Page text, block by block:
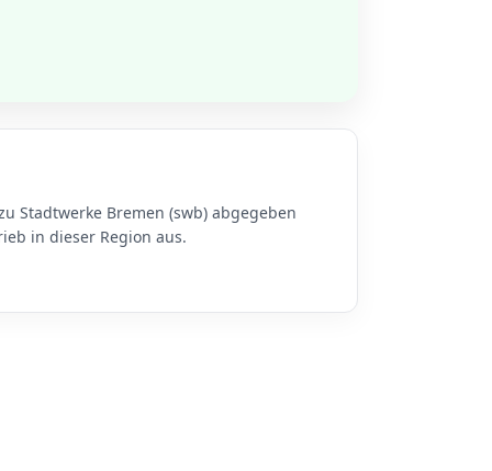
Stadtwerke Bremen (swb) abgegeben
in dieser Region aus.